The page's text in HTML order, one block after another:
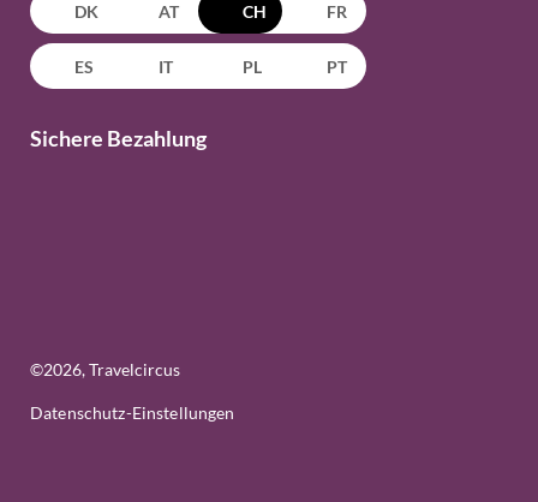
DK AT CH FR
ES IT PL PT
Sichere Bezahlung
©2026, Travelcircus
Datenschutz-Einstellungen